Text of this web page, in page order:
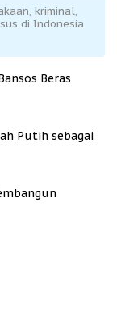
kriminal,
di Indonesia
Beras
Putih sebagai